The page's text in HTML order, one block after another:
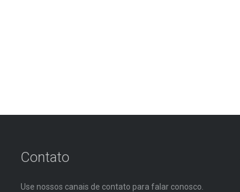
Contato
Use nossos canais de contato para falar conosco.